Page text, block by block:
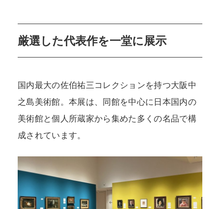
厳選した代表作を一堂に展示
国内最大の佐伯祐三コレクションを持つ大阪中
之島美術館。本展は、同館を中心に日本国内の
美術館と個人所蔵家から集めた多くの名品で構
成されています。